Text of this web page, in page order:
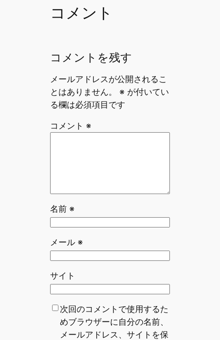
o
k
コメント
コメントを残す
メールアドレスが公開されるこ
とはありません。
※ が付いてい
る欄は必須項目です
コメント ※
名前 ※
メール ※
サイト
次回のコメントで使用するた
めブラウザーに自分の名前、
メールアドレス、サイトを保